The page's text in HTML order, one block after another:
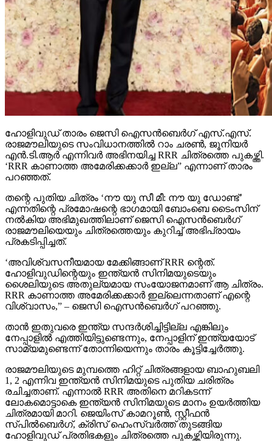
ഹോളിവുഡ് താരം ജെസി ഐസന്‍ബെര്‍ഗ് എസ്.എസ്.
രാജമൗലിയുടെ സംവിധാനത്തില്‍ റാം ചരണ്‍, ജൂനിയര്‍
എന്‍.ടി.ആര്‍ എന്നിവര്‍ അഭിനയിച്ച RRR ചിത്രത്തെ പുകഴ്ത്തി.
‘RRR കാണാത്ത അമേരിക്കക്കാര്‍ ഇല്ല” എന്നാണ് താരം
പറഞ്ഞത്.
തന്റെ പുതിയ ചിത്രം ‘നൗ യു സീ മീ: നൗ യു ഡോണ്ട്’
എന്നതിന്റെ പ്രമോഷന്റെ ഭാഗമായി ബോംബെ ടൈംസിന്
നല്‍കിയ അഭിമുഖത്തിലാണ് ജെസി ഐസന്‍ബെര്‍ഗ്
രാജമൗലിയെയും ചിത്രത്തെയും കുറിച്ച് അഭിപ്രായം
പ്രകടിപ്പിച്ചത്.
‘അവിശ്വസനീയമായ മേക്കിങ്ങാണ് RRR ന്റെത്.
ഹോളിവുഡിന്റെയും ഇന്ത്യന്‍ സിനിമയുടെയും
ശൈലിയുടെ അതുല്യമായ സംയോജനമാണ് ആ ചിത്രം.
RRR കാണാത്ത അമേരിക്കക്കാര്‍ ഇല്ലെന്നതാണ് എന്റെ
വിശ്വാസം,” – ജെസി ഐസന്‍ബെര്‍ഗ് പറഞ്ഞു.
താന്‍ ഇതുവരെ ഇന്ത്യ സന്ദര്‍ശിച്ചിട്ടില്ല എങ്കിലും
നേപ്പാളില്‍ എത്തിയിട്ടുണ്ടെന്നും, നേപ്പാളിന് ഇന്ത്യയോട്
സാമ്യമുണ്ടെന്ന് തോന്നിയെന്നും താരം കൂട്ടിച്ചേര്‍ത്തു.
രാജമൗലിയുടെ മുമ്പത്തെ ഹിറ്റ് ചിത്രങ്ങളായ ബാഹുബലി
1, 2 എന്നിവ ഇന്ത്യന്‍ സിനിമയുടെ പുതിയ ചരിത്രം
രചിച്ചതാണ്. എന്നാല്‍ RRR അതിനെ മറികടന്ന്
ലോകമൊട്ടാകെ ഇന്ത്യന്‍ സിനിമയുടെ മാനം ഉയര്‍ത്തിയ
ചിത്രമായി മാറി. ജെയിംസ് കാമറൂണ്‍, സ്റ്റീഫന്‍
സ്പില്‍ബെര്‍ഗ്, ക്രിസ് ഹെംസ്വര്‍ത്ത് തുടങ്ങിയ
ഹോളിവുഡ് പ്രതിഭകളും ചിത്രത്തെ പുകഴ്ത്തിയിരുന്നു.